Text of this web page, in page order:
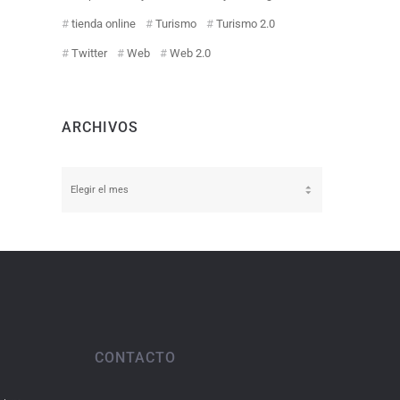
tienda online Turismo Turismo 2.0
Twitter Web Web 2.0
ARCHIVOS
CONTACTO